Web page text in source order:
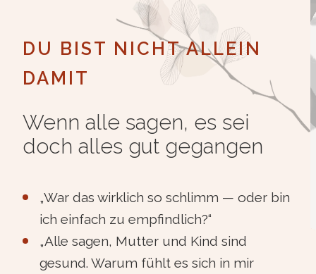
DU BIST NICHT ALLEIN
DAMIT
Wenn alle sagen, es sei
doch alles gut gegangen
„War das wirklich so schlimm — oder bin
ich einfach zu empfindlich?“
„Alle sagen, Mutter und Kind sind
gesund. Warum fühlt es sich in mir